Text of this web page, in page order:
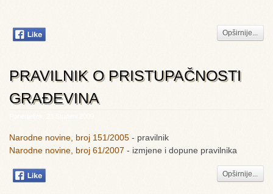
Opširnije...
PRAVILNIK O PRISTUPAČNOSTI
GRAĐEVINA
Narodne novine, broj 151/2005 - pravilnik
Narodne novine, broj 61/2007 - izmjene i dopune pravilnika
Opširnije...